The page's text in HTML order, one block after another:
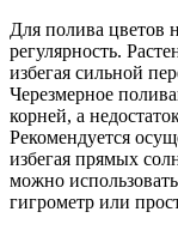
Для полива цветов
регулярность.
избегая сильной
Черезмерное
корней, а
Рекомендуется
избегая прямых
можно
гигрометр или